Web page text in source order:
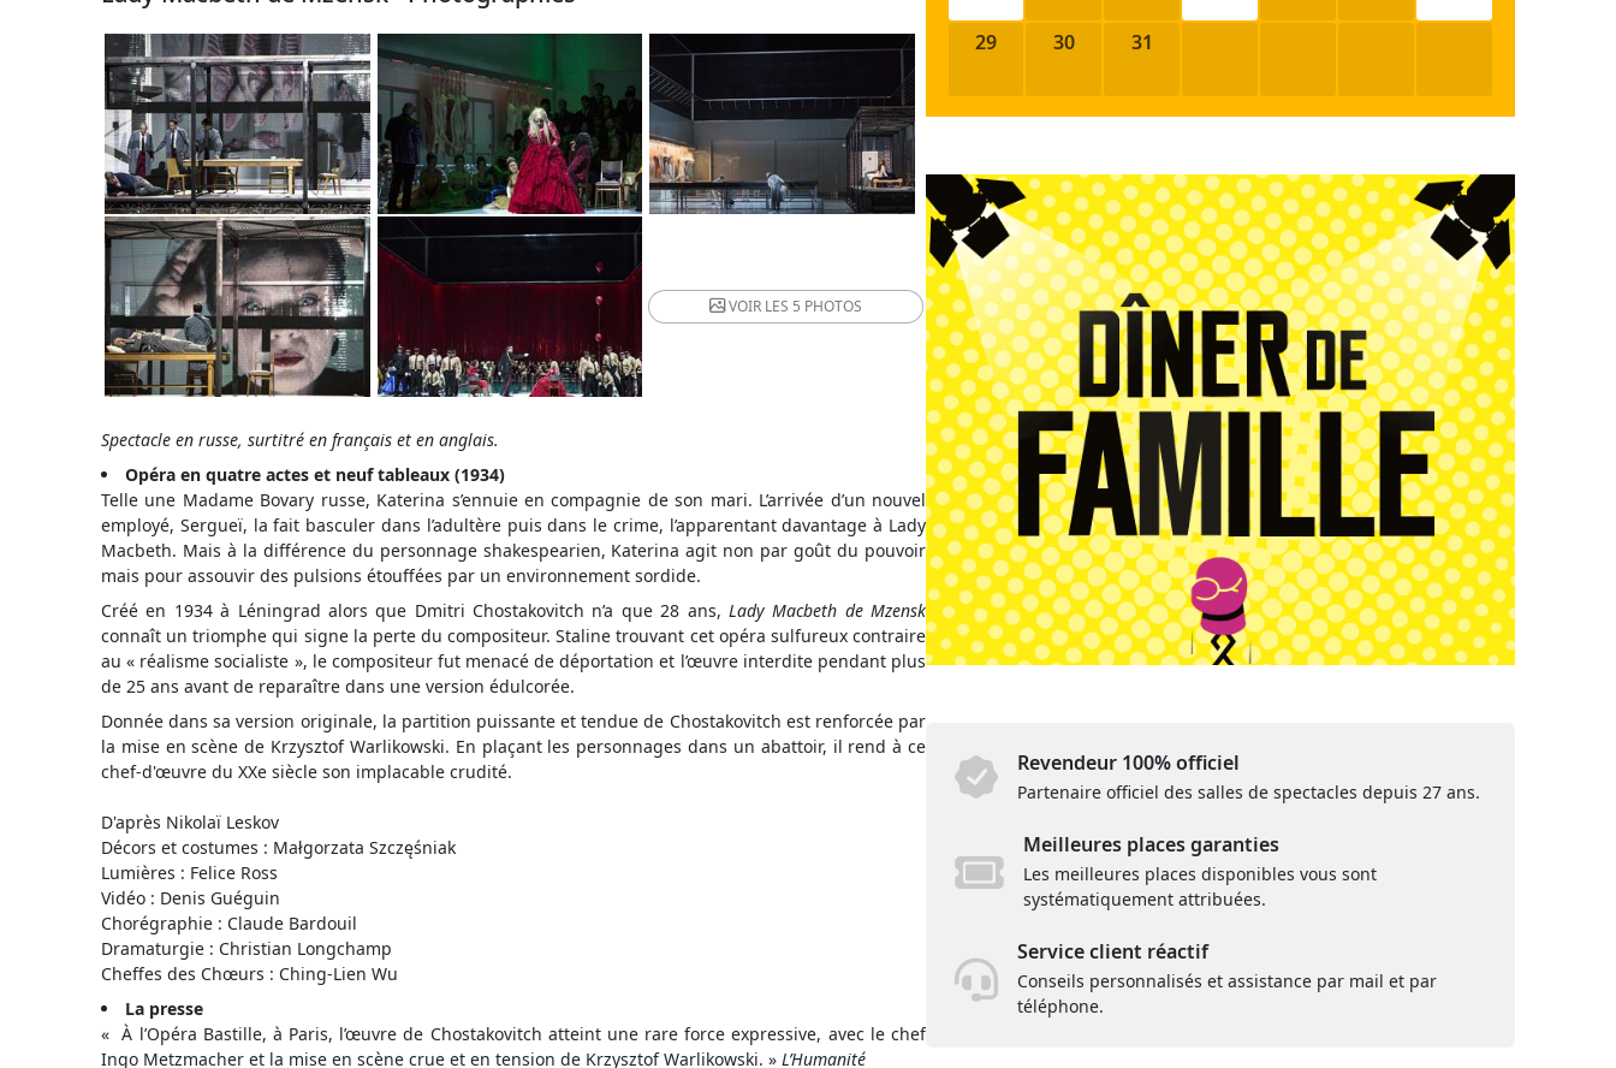
VOIR LES 5 PHOTOS
Spectacle en russe, surtitré en français et en anglais.
Opéra en quatre actes et neuf tableaux (1934)
Telle une Madame Bovary russe, Katerina s’ennuie en compagnie de son mari. L’arrivée d’un nouvel
employé, Sergueï, la fait basculer dans l’adultère puis dans le crime, l’apparentant davantage à Lady
Macbeth. Mais à la différence du personnage shakespearien, Katerina agit non par goût du pouvoir
mais pour assouvir des pulsions étouffées par un environnement sordide.
Créé en 1934 à Léningrad alors que Dmitri Chostakovitch n’a que 28 ans, Lady Macbeth de Mzensk
connaît un triomphe qui signe la perte du compositeur. Staline trouvant cet opéra sulfureux contraire
au « réalisme socialiste », le compositeur fut menacé de déportation et l’œuvre interdite pendant plus
de 25 ans avant de reparaître dans une version édulcorée.
Donnée dans sa version originale, la partition puissante et tendue de Chostakovitch est renforcée par
la mise en scène de Krzysztof Warlikowski. En plaçant les personnages dans un abattoir, il rend à ce
chef-d'œuvre du XXe siècle son implacable crudité.
D'après Nikolaï Leskov
Décors et costumes : Małgorzata Szczęśniak
Lumières : Felice Ross
Vidéo : Denis Guéguin
Chorégraphie : Claude Bardouil
Dramaturgie : Christian Longchamp
Cheffes des Chœurs : Ching-Lien Wu
La presse
« À l’Opéra Bastille, à Paris, l’œuvre de Chostakovitch atteint une rare force expressive, avec le chef
Ingo Metzmacher et la mise en scène crue et en tension de Krzysztof Warlikowski. » L’Humanité
29 30 31
Revendeur 100% officiel
Partenaire officiel des salles de spectacles depuis 27 ans.
Meilleures places garanties
Les meilleures places disponibles vous sont
systématiquement attribuées.
Service client réactif
Conseils personnalisés et assistance par mail et par
téléphone.